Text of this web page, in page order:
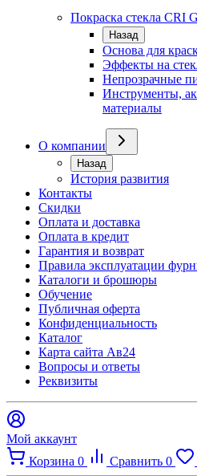
Покраска стекла CRI
Назад
Основа для
Эффекты на
Непрозрачные
Инструменты,
материалы
О компании
Назад
История развития
Контакты
Скидки
Оплата и доставка
Оплата в кредит
Гарантия и возврат
Правила эксплуатации
Каталоги и брошюры
Обучение
Публичная оферта
Конфиденциальность
Каталог
Карта сайта Ав24
Вопросы и ответы
Реквизиты
Мой аккаунт
Корзина 0 Сравнить 0